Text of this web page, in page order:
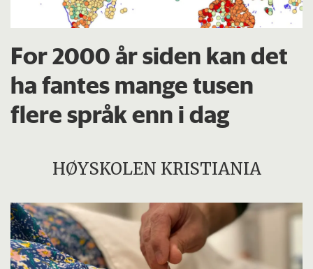
For 2000 år siden kan det
ha fantes mange tusen
flere språk enn i dag
HØYSKOLEN KRISTIANIA